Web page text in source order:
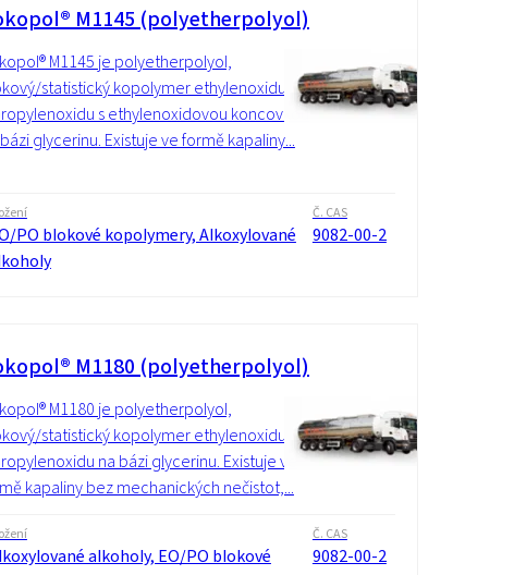
M1145 (polyetherpolyol)
M1145 je polyetherpolyol,
statistický kopolymer ethylenoxidu
s ethylenoxidovou koncovkou
glycerinu. Existuje ve formě kapaliny...
PO blokové kopolymery, Alkoxylované
Č. CAS
9082-00-2
M1180 (polyetherpolyol)
M1180 je polyetherpolyol,
statistický kopolymer ethylenoxidu
na bázi glycerinu. Existuje ve
kapaliny bez mechanických nečistot,...
alkoholy, EO/PO blokové
Č. CAS
9082-00-2